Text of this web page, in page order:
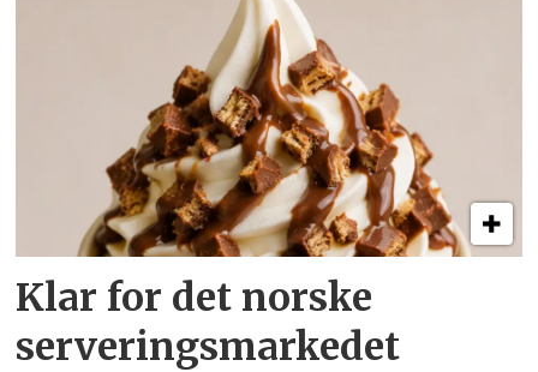
Klar for det norske
serveringsmarkedet